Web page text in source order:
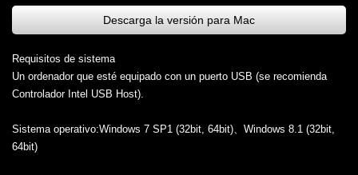
Descarga la versión para Mac
Requisitos de sistema
Un ordenador que esté equipado con un puerto USB (se recomienda
Controlador Intel USB Host).
Sistema operativo:Windows 7 SP1 (32bit, 64bit)、Windows 8.1 (32bit,
64bit)